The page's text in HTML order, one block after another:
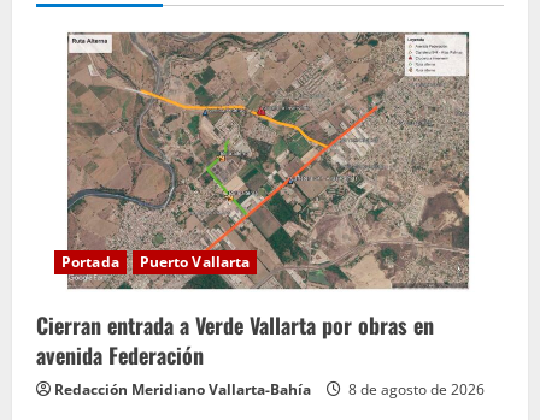
Portada Puerto Vallarta
Cierran entrada a Verde Vallarta por obras en
avenida Federación
Redacción Meridiano Vallarta-Bahía 8 de agosto de 2026